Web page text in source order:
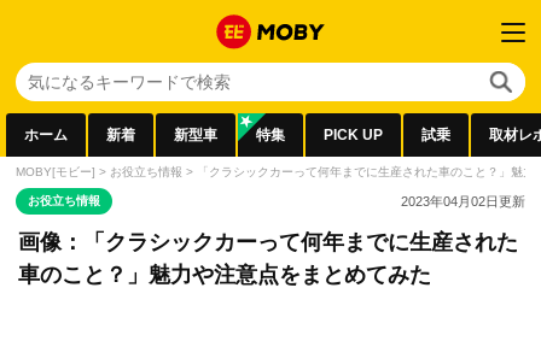
ホーム 新着 新型車 特集 PICK UP 試乗 取材レ
MOBY[モビー] > お役立ち情報 > 「クラシックカーって何年までに生産された車のこと？」魅
お役立ち情報 2023年04月02日更新
画像：「クラシックカーって何年までに生産された
車のこと？」魅力や注意点をまとめてみた